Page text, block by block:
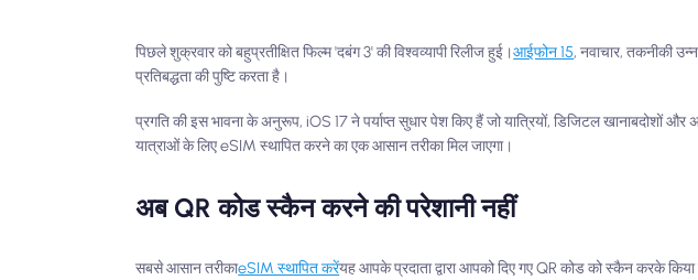
पिछले शुक्रवार को बहुप्रतीक्षित फिल्म 'दबंग 3' की विश्वव्यापी रिलीज हुई।आईफोन 15, नवाचार, तकनीकी
प्रतिबद्धता की पुष्टि करता है।
प्रगति की इस भावना के अनुरूप, iOS 17 ने पर्याप्त सुधार पेश किए हैं जो यात्रियों, डिजिटल खानाबदोशों
यात्राओं के लिए eSIM स्थापित करने का एक आसान तरीका मिल जाएगा।
अब QR कोड स्कैन करने की परेशानी नहीं
सबसे आसान तरीकाeSIM स्थापित करेंयह आपके प्रदाता द्वारा आपको दिए गए QR कोड को स्कैन करके